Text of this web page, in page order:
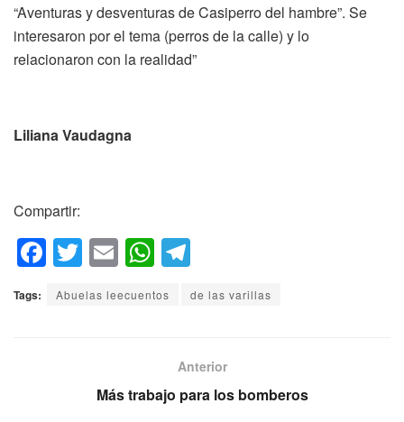
“Aventuras y desventuras de Casiperro del hambre”. Se
interesaron por el tema (perros de la calle) y lo
relacionaron con la realidad”
Liliana Vaudagna
Compartir:
F
a
c
T
wi
tt
E
m
ail
W
h
at
p
el
e
a
m
Tags: Abuelas leecuentos de las varillas
Anterior
Más trabajo para los bomberos